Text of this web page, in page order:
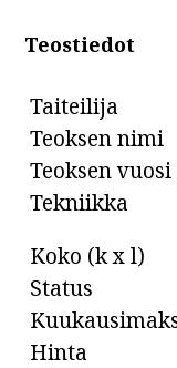
Teostiedot
Taiteilija
Teoksen nimi
Teoksen vuosi
Tekniikka
Koko (k x l)
Status
Hinta